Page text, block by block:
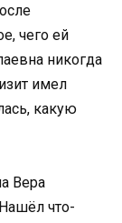
чего ей
никогда
имел
какую
Вера
что-